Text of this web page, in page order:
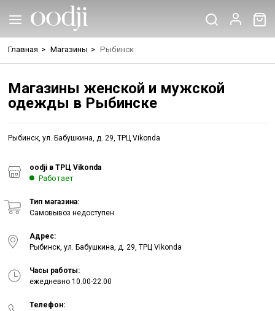
Главная > Магазины > Рыбинск
Магазины женской и мужской
одежды в Рыбинске
Рыбинск, ул. Бабушкина, д. 29, ТРЦ Vikonda
oodji в ТРЦ Vikonda
Работает
Тип магазина:
Самовывоз недоступен
Адрес:
Рыбинск, ул. Бабушкина, д. 29, ТРЦ Vikonda
Часы работы:
ежедневно 10.00-22.00
Телефон: